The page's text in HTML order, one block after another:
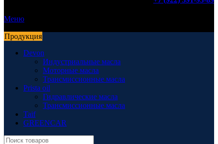
Меню
Продукция
Devon
Индустриальные масла
Моторные масла
Трансмиссионные масла
Prista oil
Гидравлические масла
Трансмиссионные масла
Taif
GREENCAR